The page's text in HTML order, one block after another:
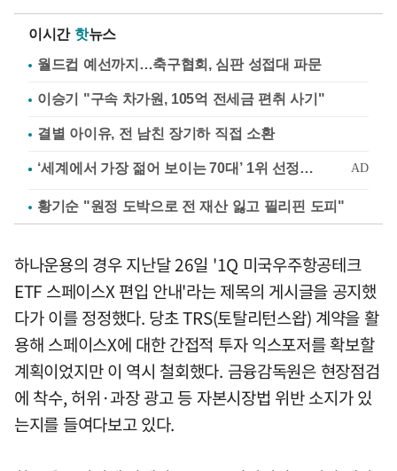
이시간 핫뉴스
월드컵 예선까지…축구협회, 심판 성접대 파문
이승기 "구속 차가원, 105억 전세금 편취 사기"
결별 아이유, 전 남친 장기하 직접 소환
황기순 "원정 도박으로 전 재산 잃고 필리핀 도피"
하나운용의 경우 지난달 26일 '1Q 미국우주항공테크
ETF 스페이스X 편입 안내'라는 제목의 게시글을 공지했
다가 이를 정정했다. 당초 TRS(토탈리턴스왑) 계약을 활
용해 스페이스X에 대한 간접적 투자 익스포저를 확보할
계획이었지만 이 역시 철회했다. 금융감독원은 현장점검
에 착수, 허위·과장 광고 등 자본시장법 위반 소지가 있
는지를 들여다보고 있다.